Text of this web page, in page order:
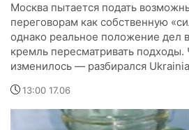
Москва пытается подать
переговорам как собственную
однако реальное положение дел
кремль пересматривать
изменилось — разбирался
13:00 17.06